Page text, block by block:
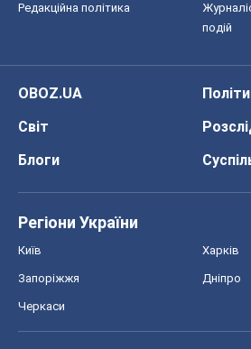
Редакційна політика
подій
OBOZ.UA
Світ
Блоги
Регіони України
Київ Харків
Запоріжжя Дніпро
Черкаси